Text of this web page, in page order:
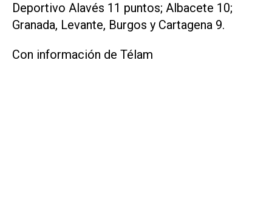
Deportivo Alavés 11 puntos; Albacete 10;
Granada, Levante, Burgos y Cartagena 9.
Con información de Télam